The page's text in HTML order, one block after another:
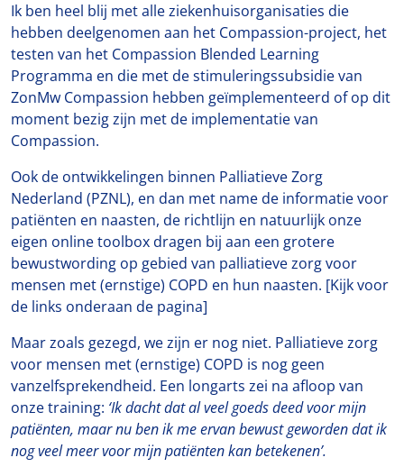
Ik ben heel blij met alle ziekenhuisorganisaties die
hebben deelgenomen aan het Compassion-project, het
testen van het Compassion Blended Learning
Programma en die met de stimuleringssubsidie van
ZonMw Compassion hebben geïmplementeerd of op dit
moment bezig zijn met de implementatie van
Compassion.
Ook de ontwikkelingen binnen Palliatieve Zorg
Nederland (PZNL), en dan met name de informatie voor
patiënten en naasten, de richtlijn en natuurlijk onze
eigen online toolbox dragen bij aan een grotere
bewustwording op gebied van palliatieve zorg voor
mensen met (ernstige) COPD en hun naasten. [Kijk voor
de links onderaan de pagina]
Maar zoals gezegd, we zijn er nog niet. Palliatieve zorg
voor mensen met (ernstige) COPD is nog geen
vanzelfsprekendheid. Een longarts zei na afloop van
onze training: ‘Ik dacht dat al veel goeds deed voor mijn
patiënten, maar nu ben ik me ervan bewust geworden dat ik
nog veel meer voor mijn patiënten kan betekenen’.